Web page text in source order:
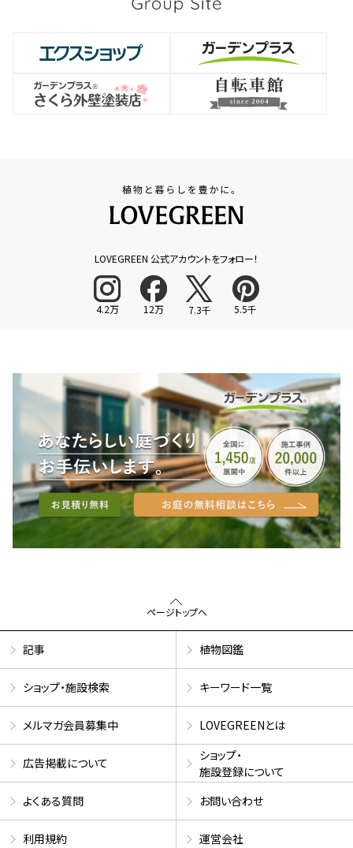
LOVEGREEN 公式アカウントをフォロー！
4.2万 12万 7.3千 5.5千
ページトップへ
記事 植物図鑑
ショップ・施設検索 キーワード一覧
メルマガ会員募集中 LOVEGREENとは
広告掲載について
ショップ・
施設登録について
よくある質問
お問い合わせ
利用規約 運営会社